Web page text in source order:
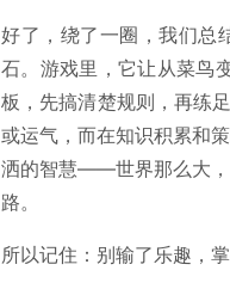
好了，绕了一圈，我们总
石。游戏里，它让从菜鸟
板，先搞清楚规则，再练
或运气，而在知识积累和
洒的智慧——世界那么大，
路。
所以记住：别输了乐趣，